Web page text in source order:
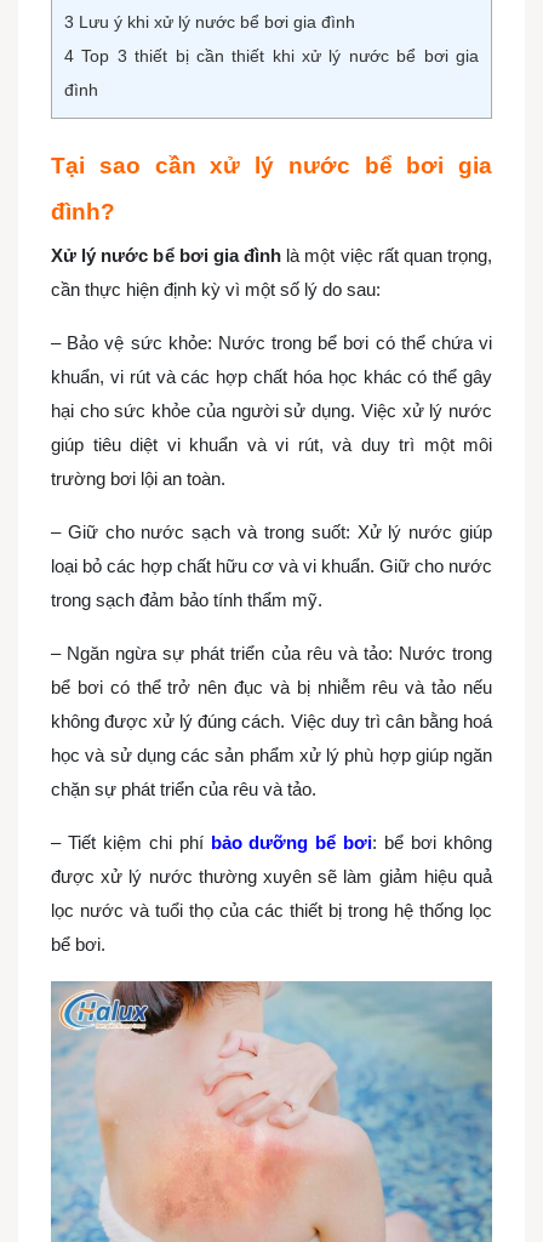
3 Lưu ý khi xử lý nước bể bơi gia đình
4 Top 3 thiết bị cần thiết khi xử lý nước bể bơi gia
đình
Tại sao cần xử lý nước bể bơi gia
đình?
Xử lý nước bể bơi gia đình là một việc rất quan trọng,
cần thực hiện định kỳ vì một số lý do sau:
– Bảo vệ sức khỏe: Nước trong bể bơi có thể chứa vi
khuẩn, vi rút và các hợp chất hóa học khác có thể gây
hại cho sức khỏe của người sử dụng. Việc xử lý nước
giúp tiêu diệt vi khuẩn và vi rút, và duy trì một môi
trường bơi lội an toàn.
– Giữ cho nước sạch và trong suốt: Xử lý nước giúp
loại bỏ các hợp chất hữu cơ và vi khuẩn. Giữ cho nước
trong sạch đảm bảo tính thẩm mỹ.
– Ngăn ngừa sự phát triển của rêu và tảo: Nước trong
bể bơi có thể trở nên đục và bị nhiễm rêu và tảo nếu
không được xử lý đúng cách. Việc duy trì cân bằng hoá
học và sử dụng các sản phẩm xử lý phù hợp giúp ngăn
chặn sự phát triển của rêu và tảo.
– Tiết kiệm chi phí bảo dưỡng bể bơi: bể bơi không
được xử lý nước thường xuyên sẽ làm giảm hiệu quả
lọc nước và tuổi thọ của các thiết bị trong hệ thống lọc
bể bơi.